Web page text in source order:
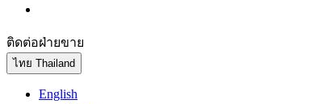
ติดต่อฝ่ายขาย
ไทย Thailand
English